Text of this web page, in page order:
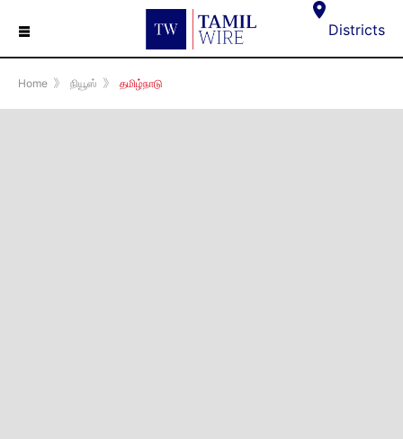
☰ Districts
Home 》 நியூஸ் 》 தமிழ்நாடு